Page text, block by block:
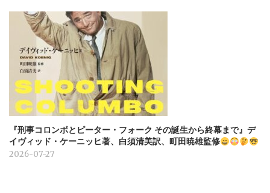
『刑事コロンボとピーター・フォーク その誕生から終幕まで』デ
イヴィッド・ケーニッヒ著、白須清美訳、町田暁雄監修
2026-07-27